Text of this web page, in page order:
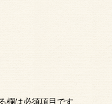
欄は必須項目です